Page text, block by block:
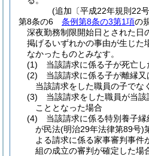
(追加〔平成22年規則22
第8条の6
条例第8条の3第1項の
深夜勤務制限開始日とされた日
掲げるいずれかの事由が生じた
なかったものとみなす。
(1)
当該請求に係る子が死亡し
(2)
当該請求に係る子が離縁
当該請求をした職員の子でな
(3)
当該請求をした職員が当
こととなった場合
(4)
当該請求に係る特別養子
が民法(明治29年法律第89号)
よる請求に係る家事審判事件
組の成立の審判が確定した場